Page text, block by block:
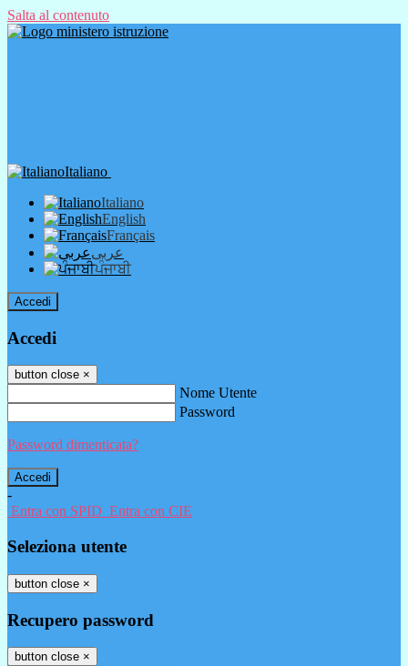
Salta al contenuto
Italiano
Italiano
English
Français
عربى
ਪੰਜਾਬੀ
Accedi
Accedi
button close ×
Nome Utente
Password
Password dimenticata?
-
Entra con SPID Entra con CIE
Seleziona utente
button close ×
Recupero password
button close ×